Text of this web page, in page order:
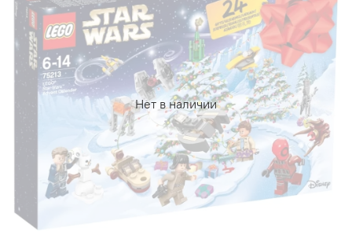
Нет в наличии